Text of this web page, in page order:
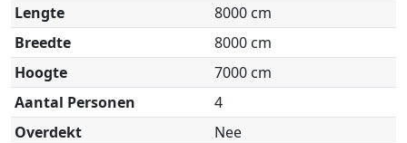
Lengte
8000 cm
Breedte
8000 cm
Hoogte
7000 cm
Aantal Personen
4
Overdekt
Nee